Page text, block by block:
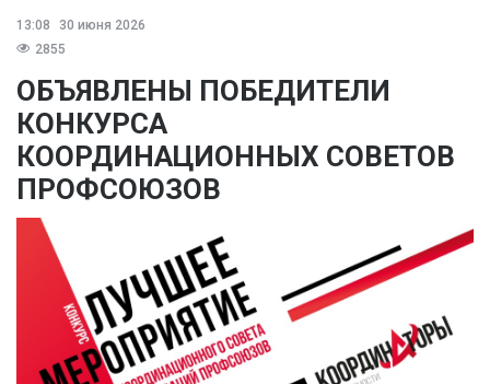
13:08
30 июня 2026
2855
ОБЪЯВЛЕНЫ ПОБЕДИТЕЛИ
КОНКУРСА
КООРДИНАЦИОННЫХ СОВЕТОВ
ПРОФСОЮЗОВ